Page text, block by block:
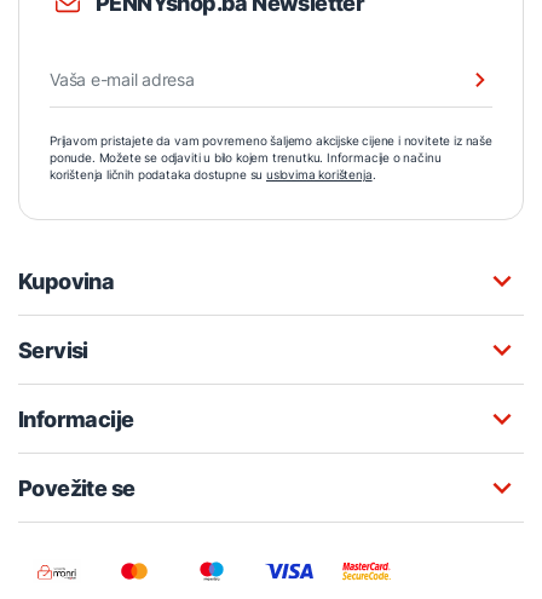
Prijavom pristajete da vam povremeno šaljemo akcijske cijene i novitete iz naše
ponude. Možete se odjaviti u bilo kojem trenutku. Informacije o načinu
korištenja ličnih podataka dostupne su uslovima korištenja.
Kupovina
Servisi
Informacije
Povežite se